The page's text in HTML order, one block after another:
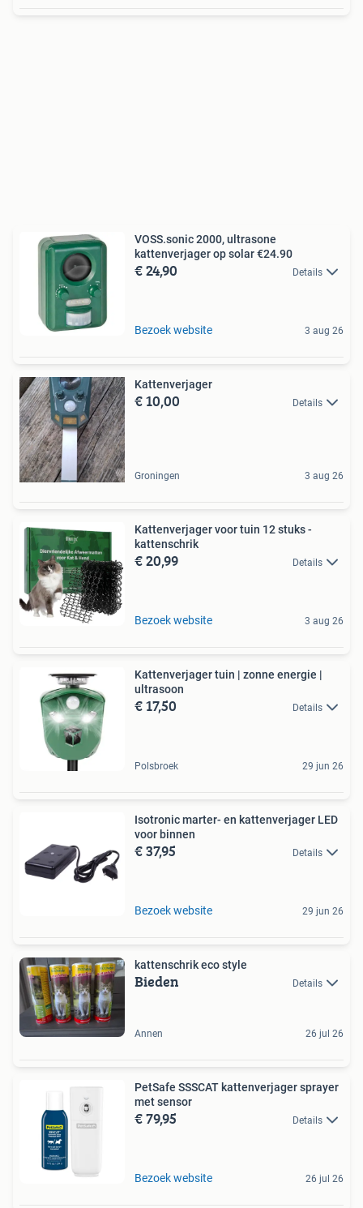
VOSS.sonic 2000, ultrasone
kattenverjager op solar €24.90
€ 24,90 Details
Bezoek website 3 aug 26
Kattenverjager
€ 10,00 Details
Groningen 3 aug 26
Kattenverjager voor tuin 12 stuks -
kattenschrik
€ 20,99 Details
Bezoek website 3 aug 26
Kattenverjager tuin | zonne energie |
ultrasoon
€ 17,50 Details
Polsbroek 29 jun 26
Isotronic marter- en kattenverjager LED
voor binnen
€ 37,95 Details
Bezoek website 29 jun 26
kattenschrik eco style
Bieden Details
Annen 26 jul 26
PetSafe SSSCAT kattenverjager sprayer
met sensor
€ 79,95 Details
Bezoek website 26 jul 26